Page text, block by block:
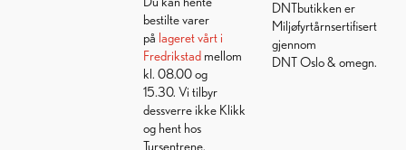
bestilte varer
på lageret vårt i
Fredrikstadmellom
kl. 08.00 og
15.30. Vi tilbyr
dessverre ikke Klikk
og hent hos
Tursentrene.
DNTbutikken er
Miljøfyrtårnsertifisert
gjennom
DNT Oslo & omegn.